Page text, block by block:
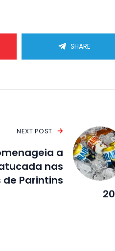
SHARE
NEXT POST
a
nas
Parintins